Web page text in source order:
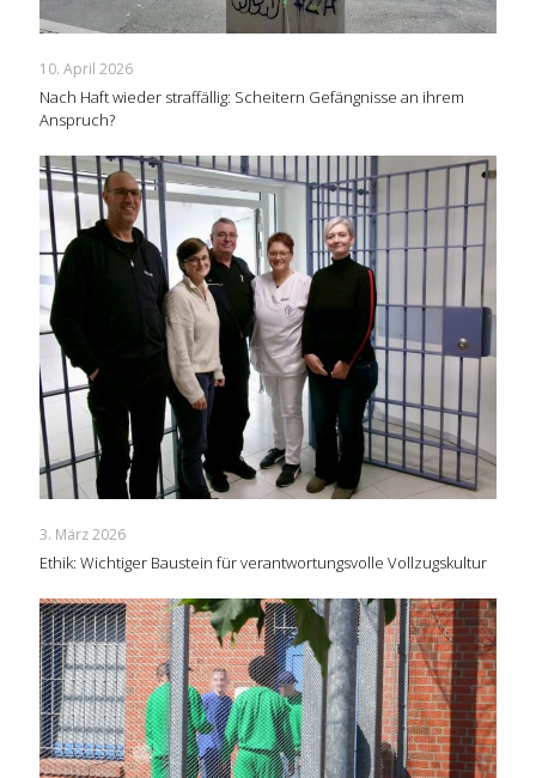
10. April 2026
Nach Haft wieder straffällig: Scheitern Gefängnisse an ihrem
Anspruch?
3. März 2026
Ethik: Wichtiger Baustein für verantwortungsvolle Vollzugskultur